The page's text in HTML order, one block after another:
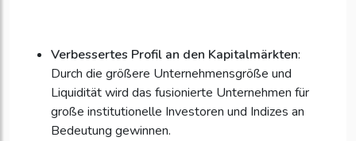
Verbessertes Profil an den Kapitalmärkten:
Durch die größere Unternehmensgröße und
Liquidität wird das fusionierte Unternehmen für
große institutionelle Investoren und Indizes an
Bedeutung gewinnen.